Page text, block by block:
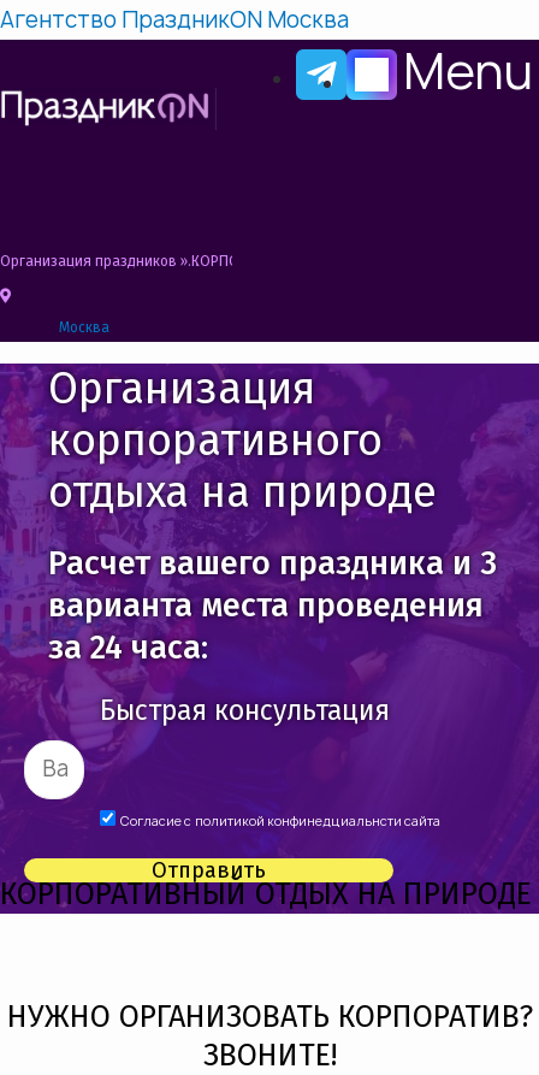
Агентство ПраздникON Москва
Menu
Организация праздников » КОРПОРАТИВНЫЙ ОТДЫХ НА ПРИРОДЕ
Москва
Организация
корпоративного
отдыха на природе
Расчет вашего праздника и 3
варианта места проведения
за 24 часа:
Быстрая консультация
Согласие с политикой конфинедциальнсти сайта
Отправить
КОРПОРАТИВНЫЙ ОТДЫХ НА ПРИРОДЕ
НУЖНО ОРГАНИЗОВАТЬ КОРПОРАТИВ?
ЗВОНИТЕ!